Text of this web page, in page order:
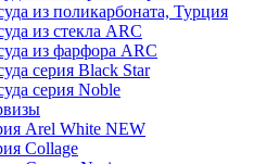
из поликарбоната, Турция
из стекла ARC
из фарфора ARC
серия Black Star
серия Noble
Arel White NEW
Collage